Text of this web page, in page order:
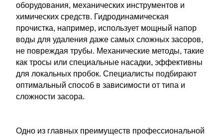
оборудования, механических инструментов и
химических средств. Гидродинамическая
прочистка, например, использует мощный напор
воды для удаления даже самых сложных засоров,
не повреждая трубы. Механические методы, такие
как тросы или специальные насадки, эффективны
для локальных пробок. Специалисты подбирают
оптимальный способ в зависимости от типа и
сложности засора.
Одно из главных преимуществ профессиональной